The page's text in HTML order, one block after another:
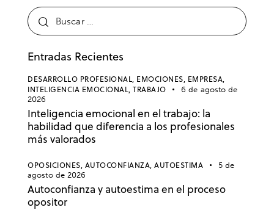
Entradas Recientes
DESARROLLO PROFESIONAL, EMOCIONES, EMPRESA,
INTELIGENCIA EMOCIONAL, TRABAJO
6 de agosto de
2026
Inteligencia emocional en el trabajo: la
habilidad que diferencia a los profesionales
más valorados
OPOSICIONES, AUTOCONFIANZA, AUTOESTIMA
5 de
agosto de 2026
Autoconfianza y autoestima en el proceso
opositor